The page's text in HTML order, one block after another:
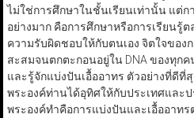
ไม่ใช่การศึกษาในชั้นเรียนเท่านั้น แต่
อย่างมาก คือการศึกษาหรือการเรียนรู้
ความรับผิดชอบให้กับตนเอง จิตใจของ
สะสมจนตกตะกอนอยู่ใน DNA ของทุก
และรู้จักแบ่งปันเอื้ออาทร ตัวอย่างที่ดีที่
พระองค์ท่านได้อุทิศให้กับประเทศและ
พระองค์ทำคือการแบ่งปันและเอื้ออาท